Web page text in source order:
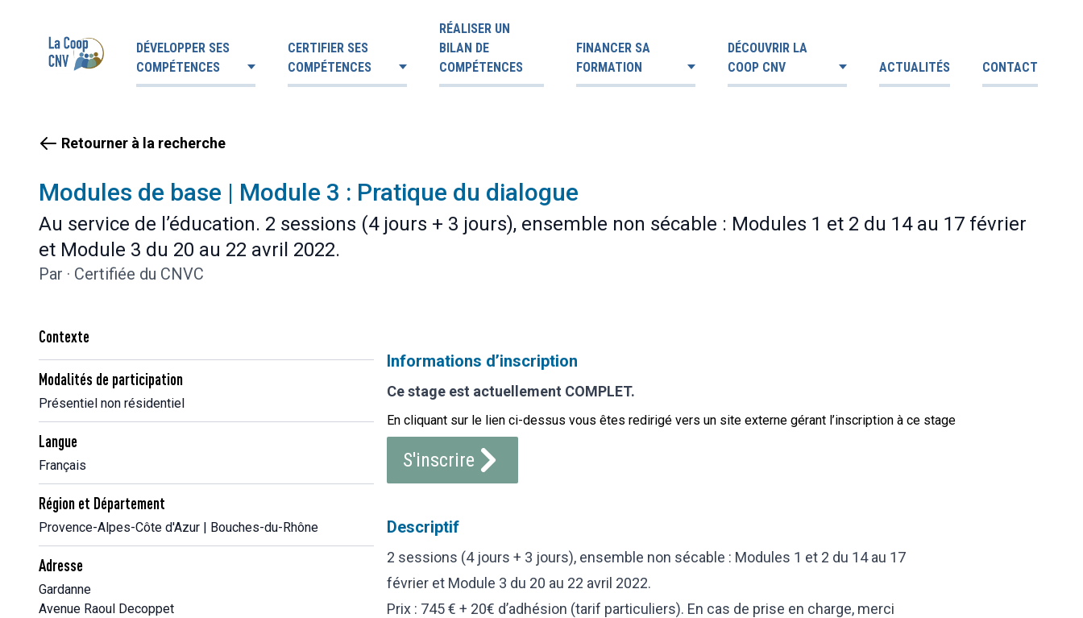
DÉVELOPPER SES
COMPÉTENCES
CERTIFIER SES
COMPÉTENCES
RÉALISER UN
BILAN DE
COMPÉTENCES
FINANCER SA
FORMATION
DÉCOUVRIR LA
COOP CNV
ACTUALITÉS CONTACT
Retourner à la recherche
Modules de base | Module 3 : Pratique du dialogue
Au service de l’éducation. 2 sessions (4 jours + 3 jours), ensemble non sécable : Modules 1 et 2 du 14 au 17 février
et Module 3 du 20 au 22 avril 2022.
Par · Certifiée du CNVC
Contexte
Modalités de participation
Présentiel non résidentiel
Langue
Français
Région et Département
Provence-Alpes-Côte d'Azur | Bouches-du-Rhône
Adresse
Gardanne
Avenue Raoul Decoppet
Informations d’inscription
Ce stage est actuellement COMPLET.
En cliquant sur le lien ci-dessus vous êtes redirigé vers un site externe gérant l’inscription à ce stage
S'inscrire
Descriptif
2 sessions (4 jours + 3 jours), ensemble non sécable : Modules 1 et 2 du 14 au 17
février et Module 3 du 20 au 22 avril 2022.
Prix : 745 € + 20€ d’adhésion (tarif particuliers). En cas de prise en charge, merci